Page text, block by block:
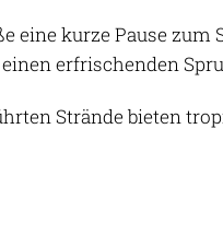
eine kurze Pause
erfrischenden
Strände bieten